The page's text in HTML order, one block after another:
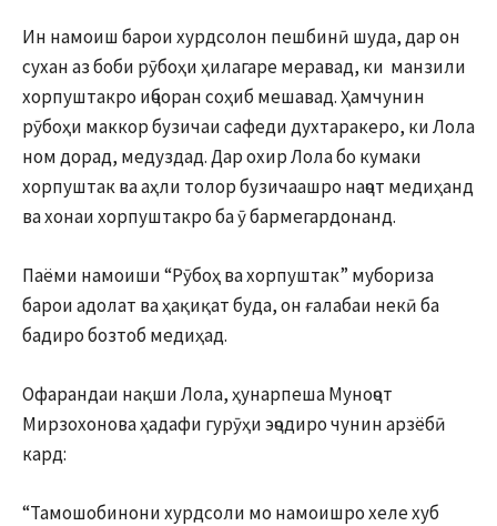
Ин намоиш барои хурдсолон пешбинӣ шуда, дар он
сухан аз боби рӯбоҳи ҳилагаре меравад, ки манзили
хорпуштакро иҷборан соҳиб мешавад. Ҳамчунин
рӯбоҳи маккор бузичаи сафеди духтаракеро, ки Лола
ном дорад, медуздад. Дар охир Лола бо кумаки
хорпуштак ва аҳли толор бузичаашро наҷот медиҳанд
ва хонаи хорпуштакро ба ӯ бармегардонанд.
Паёми намоиши “Рӯбоҳ ва хорпуштак” мубориза
барои адолат ва ҳақиқат буда, он ғалабаи некӣ ба
бадиро бозтоб медиҳад.
Офарандаи нақши Лола, ҳунарпеша Муноҷот
Мирзохонова ҳадафи гурӯҳи эҷодиро чунин арзёбӣ
кард:
“Тамошобинони хурдсоли мо намоишро хеле хуб